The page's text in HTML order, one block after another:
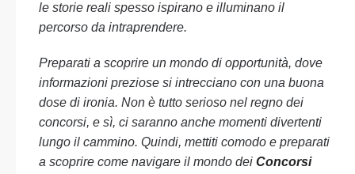
le storie reali spesso ispirano e illuminano il
percorso da intraprendere.
Preparati a scoprire un mondo di opportunità, dove
informazioni preziose si intrecciano con una buona
dose di ironia. Non è tutto serioso nel regno dei
concorsi, e sì, ci saranno anche momenti divertenti
lungo il cammino. Quindi, mettiti comodo e preparati
a scoprire come navigare il mondo dei Concorsi